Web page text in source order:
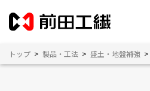
トップ > 製品・工法 > 盛土・地盤補強 >